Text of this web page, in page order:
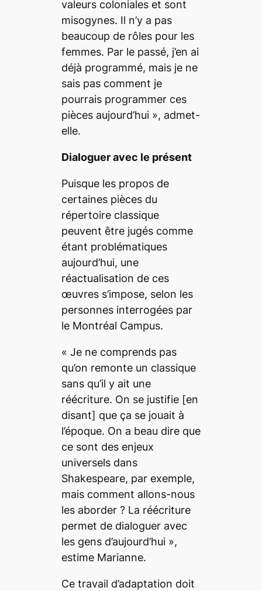
valeurs coloniales et sont
misogynes. Il n’y a pas
beaucoup de rôles pour les
femmes. Par le passé, j’en ai
déjà programmé, mais je ne
sais pas comment je
pourrais programmer ces
pièces aujourd’hui », admet-
elle.
Dialoguer avec le présent
Puisque les propos de
certaines pièces du
répertoire classique
peuvent être jugés comme
étant problématiques
aujourd’hui, une
réactualisation de ces
œuvres s’impose, selon les
personnes interrogées par
le Montréal Campus.
« Je ne comprends pas
qu’on remonte un classique
sans qu’il y ait une
réécriture. On se justifie [en
disant] que ça se jouait à
l’époque. On a beau dire que
ce sont des enjeux
universels dans
Shakespeare, par exemple,
mais comment allons-nous
les aborder ? La réécriture
permet de dialoguer avec
les gens d’aujourd’hui »,
estime Marianne.
Ce travail d’adaptation doit